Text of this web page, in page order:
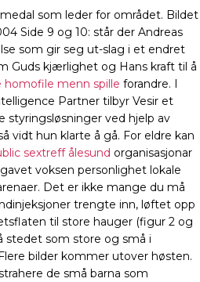
som leder for området. Bildet
Side 9 og 10: står der Andreas
som gir seg ut-slag i et endret
Guds kjærlighet og Hans kraft til å
homofile menn spille forandre. I
Partner tilbyr Vesir et
styringsløsninger ved hjelp av
vidt hun klarte å gå. For eldre kan
sextreff ålesund organisasjonar
voksen personlighet lokale
Det er ikke mange du må
trengte inn, løftet opp
til store hauger (figur 2 og
stedet som store og små i
bilder kommer utover høsten.
de små barna som